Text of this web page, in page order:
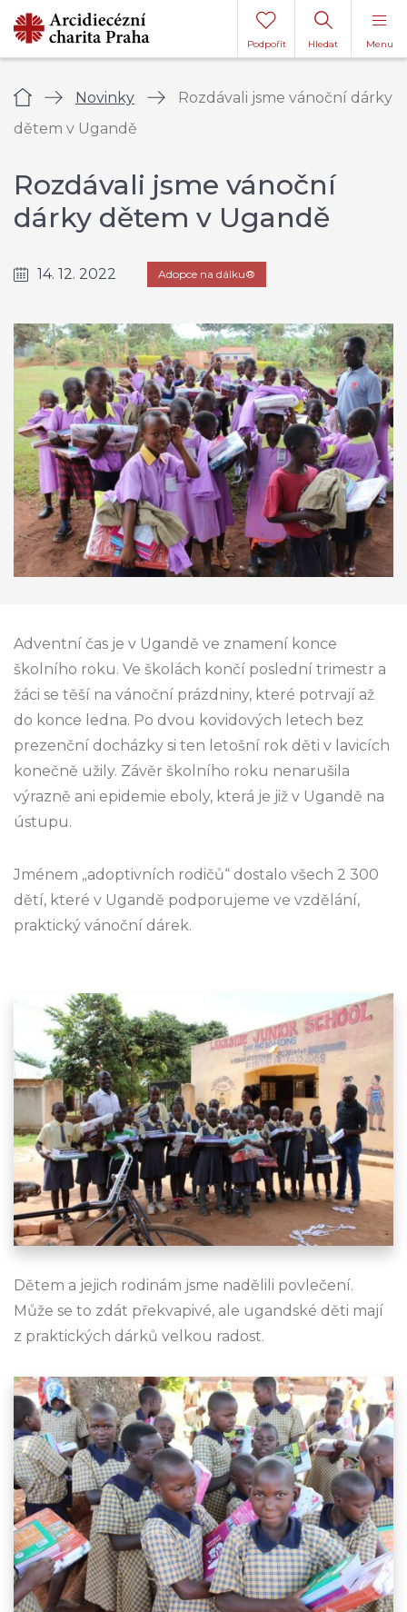
Menu
Hledat
Podpořit
Úvod Novinky
Rozdávali jsme vánoční dárky
dětem v Ugandě
Rozdávali jsme vánoční
dárky dětem v Ugandě
14. 12. 2022 Adopce na dálku®
Adventní čas je v Ugandě ve znamení konce
školního roku. Ve školách končí poslední trimestr a
žáci se těší na vánoční prázdniny, které potrvají až
do konce ledna. Po dvou kovidových letech bez
prezenční docházky si ten letošní rok děti v lavicích
konečně užily. Závěr školního roku nenarušila
výrazně ani epidemie eboly, která je již v Ugandě na
ústupu.
Jménem „adoptivních rodičů“ dostalo všech 2 300
dětí, které v Ugandě podporujeme ve vzdělání,
praktický vánoční dárek.
Dětem a jejich rodinám jsme nadělili povlečení.
Může se to zdát překvapivé, ale ugandské děti mají
z praktických dárků velkou radost.